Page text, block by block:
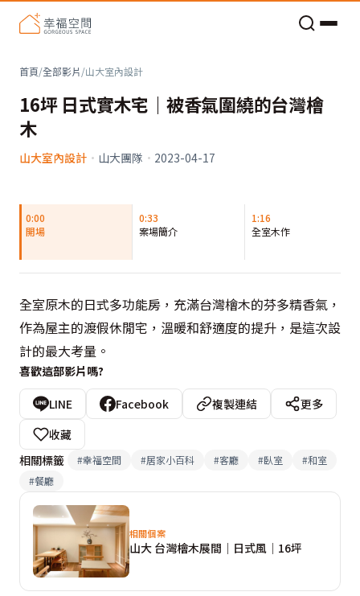
首頁/全部影片/山大室內設計
16坪 日式實木宅｜被香氣圍繞的台灣檜
木
山大室內設計 · 山大團隊 · 2023-04-17
0:00
開場
0:33
案場簡介
1:16
全室木作
全室原木的日式多功能房，充滿台灣檜木的芬多精香氣，
作為屋主的渡假休閒宅，溫暖和舒適度的提升，是這次設
計的最大考量。
喜歡這部影片嗎?
LINE Facebook 複製連結
更多
收藏
相關標籤
#幸福空間 #居家小百科 #客廳 #臥室 #和室
#餐廳
相關個案
山大 台灣檜木展間│日式風│16坪